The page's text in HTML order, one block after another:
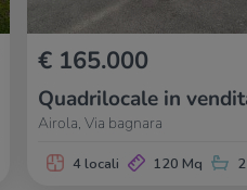
€ 165.000
Quadrilocale in
Airola, Via bagnara
4 locali 120 Mq